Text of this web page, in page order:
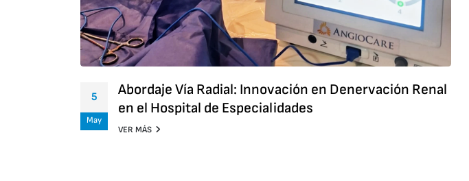
5
May
Abordaje Vía Radial: Innovación en Denervación Renal
en el Hospital de Especialidades
VER MÁS